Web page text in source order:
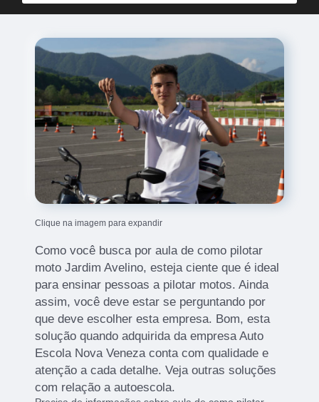
Clique na imagem para expandir
Como você busca por aula de como pilotar
moto Jardim Avelino, esteja ciente que é ideal
para ensinar pessoas a pilotar motos. Ainda
assim, você deve estar se perguntando por
que deve escolher esta empresa. Bom, esta
solução quando adquirida da empresa Auto
Escola Nova Veneza conta com qualidade e
atenção a cada detalhe. Veja outras soluções
com relação a autoescola.